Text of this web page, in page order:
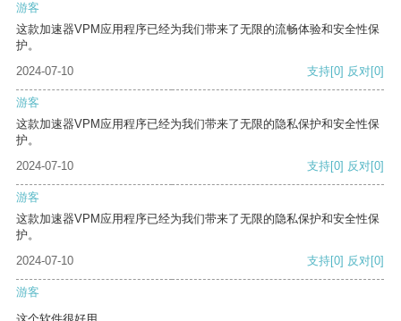
游客
这款加速器VPM应用程序已经为我们带来了无限的流畅体验和安全性保
护。
2024-07-10
支持[0] 反对[0]
游客
这款加速器VPM应用程序已经为我们带来了无限的隐私保护和安全性保
护。
2024-07-10
支持[0] 反对[0]
游客
这款加速器VPM应用程序已经为我们带来了无限的隐私保护和安全性保
护。
2024-07-10
支持[0] 反对[0]
游客